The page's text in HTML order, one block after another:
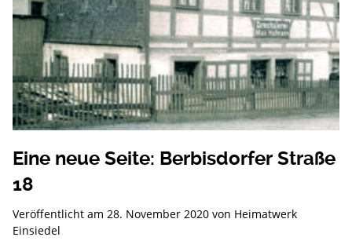
Eine neue Seite: Berbisdorfer Straße
18
Veröffentlicht am 28. November 2020von Heimatwerk
Einsiedel